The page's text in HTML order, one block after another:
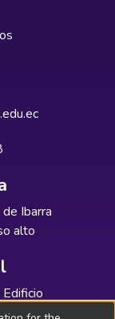
Ibarra
alto